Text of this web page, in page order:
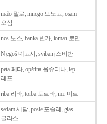
malo 말로, mnogo 므노고, osam
오삼
nos 노스, banka 반카, loman 로만
Njegoš 녜고시, svibanj 스비반
peta 페타, opština 옵슈티나, lep
레프
riba 리바, torba 토르바, mir 미르
sedam 세담, posle 포슬레, glas
글라스